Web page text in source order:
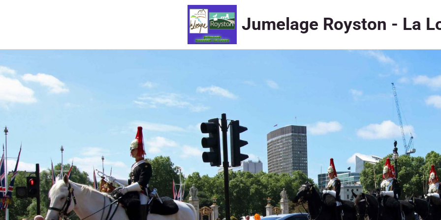
Jumelage Royston - La